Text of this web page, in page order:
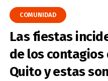
COMUNIDAD
Las fiestas
de los contagios
Quito y estas